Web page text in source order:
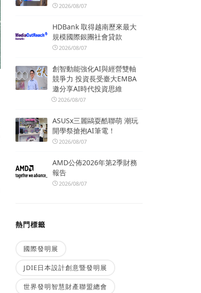
2026/08/07
HDBank 取得越南歷來最大
規模國際銀團社會貸款
2026/08/07
創智動能強化AI與經營雙軸
競爭力 投資長受臺大EMBA
邀分享AI時代投資思維
2026/08/07
ASUSx三麗鷗耍酷聯萌 潮玩
開學祭搶抱AI筆電！
2026/08/07
AMD公佈2026年第2季財務
報告
2026/08/07
熱門標籤
國際發明展
JDIE日本設計創意暨發明展
世界發明智慧財產聯盟總會